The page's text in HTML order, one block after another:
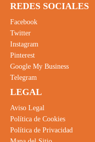
REDES SOCIALES
Facebook
Twitter
Instagram
Pinterest
Google My Business
Telegram
LEGAL
Aviso Legal
Política de Cookies
Política de Privacidad